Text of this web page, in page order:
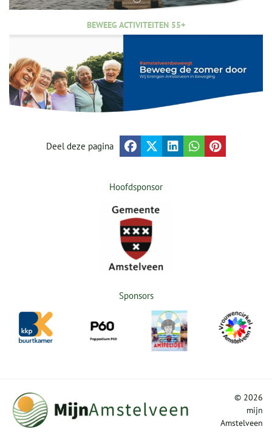
BEWEEG ACTIVITEITEN 55+
Deel deze pagina
Hoofdsponsor
Sponsors
© 2026
mijn
Amstelveen